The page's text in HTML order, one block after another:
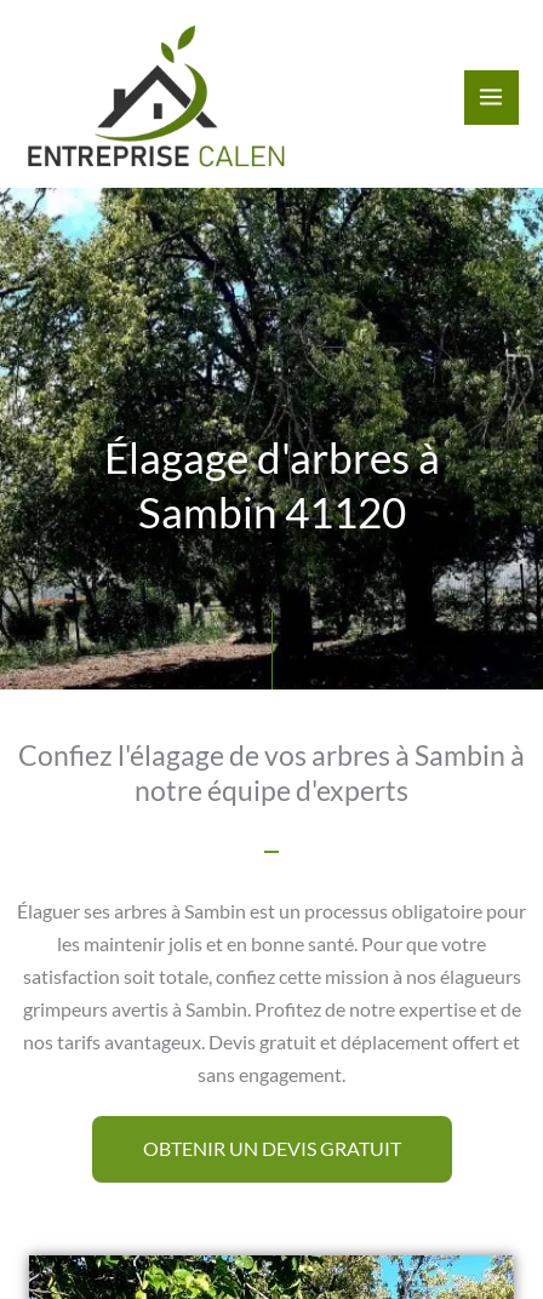
Élagage d'arbres à
Sambin 41120
Confiez l'élagage de vos arbres à Sambin à
notre équipe d'experts
Élaguer ses arbres à Sambin est un processus obligatoire pour
les maintenir jolis et en bonne santé. Pour que votre
satisfaction soit totale, confiez cette mission à nos élagueurs
grimpeurs avertis à Sambin. Profitez de notre expertise et de
nos tarifs avantageux. Devis gratuit et déplacement offert et
sans engagement.
OBTENIR UN DEVIS GRATUIT